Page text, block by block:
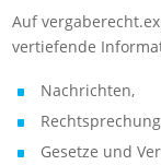
Auf
vertiefende
Nachrichten,
Gesetze und